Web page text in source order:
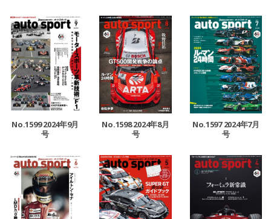
No.1599 2024年9月
号
No.1598 2024年8月
号
No.1597 2024年7月
号